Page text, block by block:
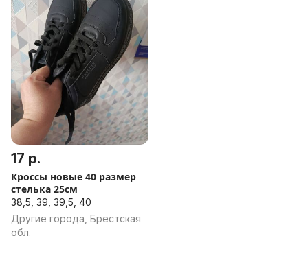
17 р.
Кроссы новые 40 размер
стелька 25см
38,5, 39, 39,5, 40
Другие города, Брестская
обл.